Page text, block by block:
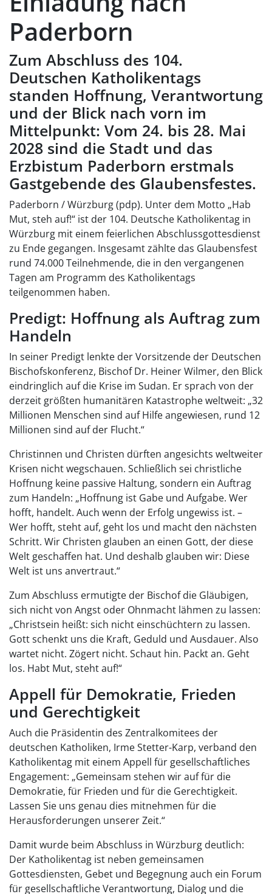
Paderborn
Zum Abschluss des 104.
Deutschen Katholikentags
standen Hoffnung, Verantwortung
und der Blick nach vorn im
Mittelpunkt: Vom 24. bis 28. Mai
2028 sind die Stadt und das
Erzbistum Paderborn erstmals
Gastgebende des Glaubensfestes.
Paderborn / Würzburg (pdp). Unter dem Motto „Hab
Mut, steh auf!“ ist der 104. Deutsche Katholikentag in
Würzburg mit einem feierlichen Abschlussgottesdienst
zu Ende gegangen. Insgesamt zählte das Glaubensfest
rund 74.000 Teilnehmende, die in den vergangenen
Tagen am Programm des Katholikentags
teilgenommen haben.
Predigt: Hoffnung als Auftrag zum
Handeln
In seiner Predigt lenkte der Vorsitzende der Deutschen
Bischofskonferenz, Bischof Dr. Heiner Wilmer, den Blick
eindringlich auf die Krise im Sudan. Er sprach von der
derzeit größten humanitären Katastrophe weltweit: „32
Millionen Menschen sind auf Hilfe angewiesen, rund 12
Millionen sind auf der Flucht.“
Christinnen und Christen dürften angesichts weltweiter
Krisen nicht wegschauen. Schließlich sei christliche
Hoffnung keine passive Haltung, sondern ein Auftrag
zum Handeln: „Hoffnung ist Gabe und Aufgabe. Wer
hofft, handelt. Auch wenn der Erfolg ungewiss ist. –
Wer hofft, steht auf, geht los und macht den nächsten
Schritt. Wir Christen glauben an einen Gott, der diese
Welt geschaffen hat. Und deshalb glauben wir: Diese
Welt ist uns anvertraut.“
Zum Abschluss ermutigte der Bischof die Gläubigen,
sich nicht von Angst oder Ohnmacht lähmen zu lassen:
„Christsein heißt: sich nicht einschüchtern zu lassen.
Gott schenkt uns die Kraft, Geduld und Ausdauer. Also
wartet nicht. Zögert nicht. Schaut hin. Packt an. Geht
los. Habt Mut, steht auf!“
Appell für Demokratie, Frieden
und Gerechtigkeit
Auch die Präsidentin des Zentralkomitees der
deutschen Katholiken, Irme Stetter-Karp, verband den
Katholikentag mit einem Appell für gesellschaftliches
Engagement: „Gemeinsam stehen wir auf für die
Demokratie, für Frieden und für die Gerechtigkeit.
Lassen Sie uns genau dies mitnehmen für die
Herausforderungen unserer Zeit.“
Damit wurde beim Abschluss in Würzburg deutlich:
Der Katholikentag ist neben gemeinsamen
Gottesdiensten, Gebet und Begegnung auch ein Forum
für gesellschaftliche Verantwortung, Dialog und die